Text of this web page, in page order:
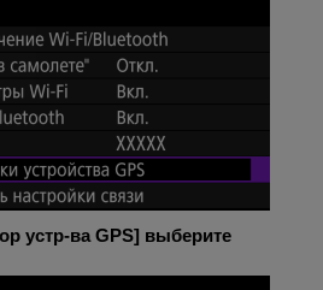
устр-ва GPS] выберите